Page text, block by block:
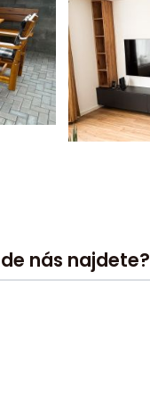
nás najdete?